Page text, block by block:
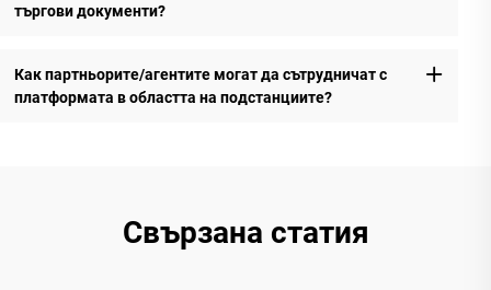
търгови документи?
Как партньорите/агентите могат да сътрудничат с
платформата в областта на подстанциите?
Свързана статия